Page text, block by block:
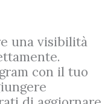
una visibilità
con il tuo